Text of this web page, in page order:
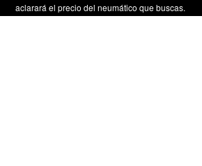
aclarará el precio del neumático que buscas.